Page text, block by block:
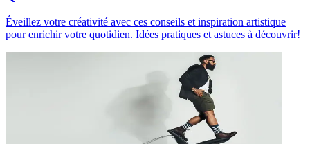
Éveillez votre créativité avec ces conseils et inspiration artistique
pour enrichir votre quotidien. Idées pratiques et astuces à découvrir!